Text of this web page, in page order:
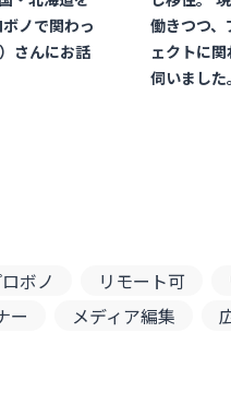
ノで関わっ
さんにお話
働きつつ
ェクトに
伺いました。
ボノ リモート可
ー
メディア編集